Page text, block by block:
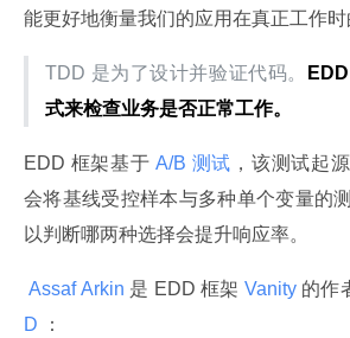
能更好地衡量我们的应用在真正工作时
TDD 是为了设计并验证代码。
式来检查业务是否正常工作。
EDD 框架基于 A/B 测试 ，该测试起
会将基线受控样本与多种单个变量的
以判断哪两种选择会提升响应率。
Assaf Arkin 是 EDD 框架 Vanity 的作
D
：